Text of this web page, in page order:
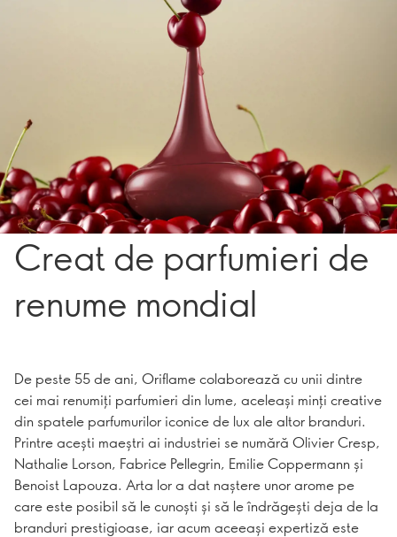
Creat de parfumieri de
renume mondial
De peste 55 de ani, Oriflame colaborează cu unii dintre
cei mai renumiți parfumieri din lume, aceleași minți creative
din spatele parfumurilor iconice de lux ale altor branduri.
Printre acești maeștri ai industriei se numără Olivier Cresp,
Nathalie Lorson, Fabrice Pellegrin, Emilie Coppermann și
Benoist Lapouza. Arta lor a dat naștere unor arome pe
care este posibil să le cunoști și să le îndrăgești deja de la
branduri prestigioase, iar acum aceeași expertiză este